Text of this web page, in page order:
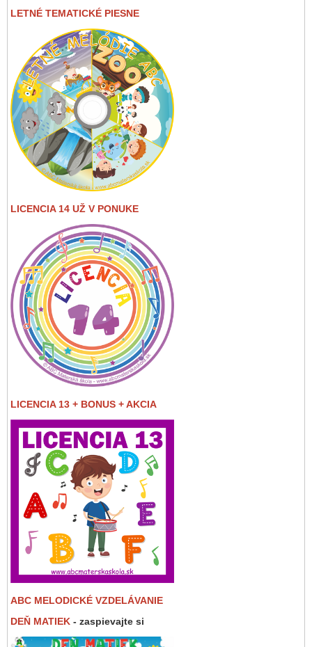
LETNÉ TEMATICKÉ PIESNE
LICENCIA 14 UŽ V PONUKE
LICENCIA 13 + BONUS + AKCIA
ABC MELODICKÉ VZDELÁVANIE
DEŇ MATIEK - zaspievajte si